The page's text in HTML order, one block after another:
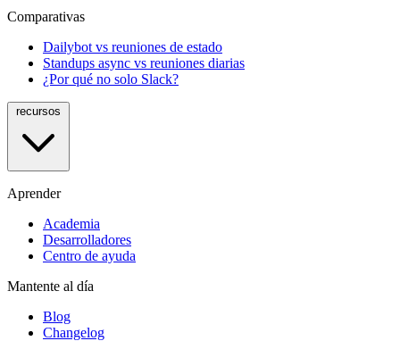
Comparativas
Dailybot vs reuniones de estado
Standups async vs reuniones diarias
¿Por qué no solo Slack?
Aprender
Academia
Desarrolladores
Centro de ayuda
Mantente al día
Blog
Changelog